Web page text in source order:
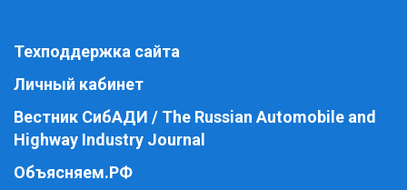
Техподдержка сайта
Личный кабинет
Вестник СибАДИ / The Russian Automobile and
Highway Industry Journal
Объясняем.РФ